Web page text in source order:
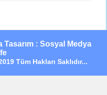
: Sosyal Medya
Tüm Hakları Saklıdır...